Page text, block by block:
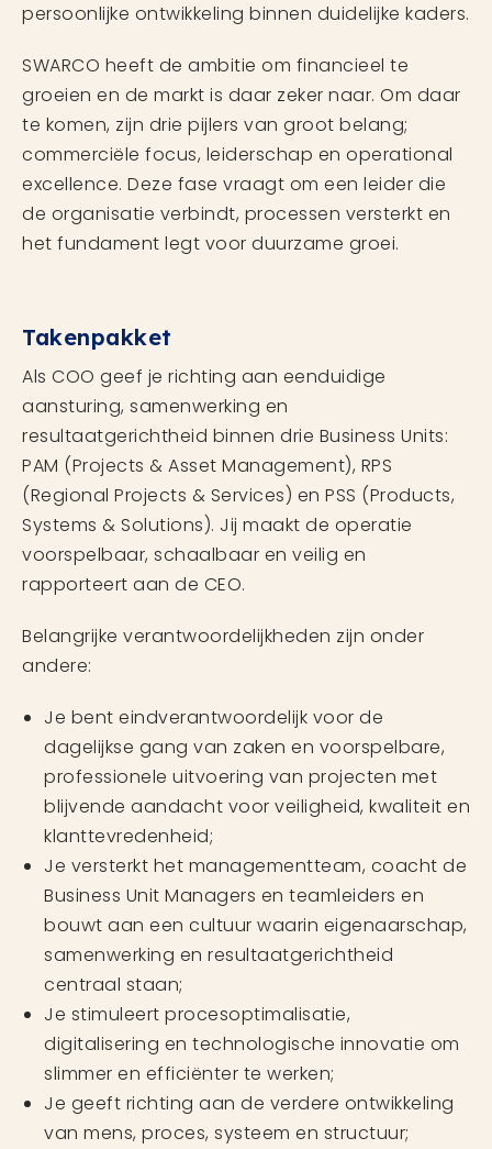
persoonlijke ontwikkeling binnen duidelijke kaders.
SWARCO heeft de ambitie om financieel te
groeien en de markt is daar zeker naar. Om daar
te komen, zijn drie pijlers van groot belang;
commerciële focus, leiderschap en operational
excellence. Deze fase vraagt om een leider die
de organisatie verbindt, processen versterkt en
het fundament legt voor duurzame groei.
Takenpakket
Als COO geef je richting aan eenduidige
aansturing, samenwerking en
resultaatgerichtheid binnen drie Business Units:
PAM (Projects & Asset Management), RPS
(Regional Projects & Services) en PSS (Products,
Systems & Solutions). Jij maakt de operatie
voorspelbaar, schaalbaar en veilig en
rapporteert aan de CEO.
Belangrijke verantwoordelijkheden zijn onder
andere:
Je bent eindverantwoordelijk voor de
dagelijkse gang van zaken en voorspelbare,
professionele uitvoering van projecten met
blijvende aandacht voor veiligheid, kwaliteit en
klanttevredenheid;
Je versterkt het managementteam, coacht de
Business Unit Managers en teamleiders en
bouwt aan een cultuur waarin eigenaarschap,
samenwerking en resultaatgerichtheid
centraal staan;
Je stimuleert procesoptimalisatie,
digitalisering en technologische innovatie om
slimmer en efficiënter te werken;
Je geeft richting aan de verdere ontwikkeling
van mens, proces, systeem en structuur;